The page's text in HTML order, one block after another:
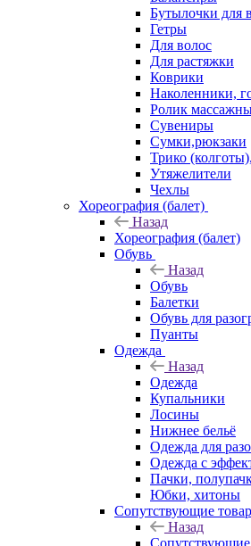
Бутылочки для
Гетры
Для волос
Для растяжки
Коврики
Наколенники,
Ролик
Сувениры
Сумки,рюкзаки
Трико
Утяжелители
Чехлы
Хореография (балет)
Назад
Хореография (балет)
Обувь
Назад
Обувь
Балетки
Обувь для
Пуанты
Одежда
Назад
Одежда
Купальники
Лосины
Нижнее бельё
Одежда для
Одежда с
Пачки,
Юбки, хитоны
Сопутствующие
Назад